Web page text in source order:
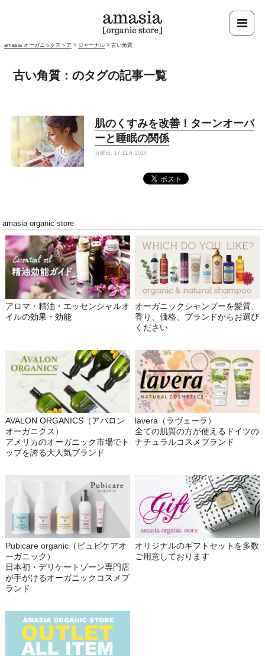
amasia オーガニックストア > ジャーナル >古い角質
古い角質：のタグの記事一覧
肌のくすみを改善！ターンオーバ
ーと睡眠の関係
月曜日, 17 11月 2014
amasia organic store
アロマ・精油・エッセンシャルオ
イルの効果・効能
オーガニックシャンプーを髪質、
香り、価格、ブランドからお選び
ください
AVALON ORGANICS（アバロン
オーガニクス）
アメリカのオーガニック市場でト
ップを誇る大人気ブランド
lavera（ラヴェーラ）
全ての肌質の方が使えるドイツの
ナチュラルコスメブランド
Pubicare organic（ピュビケアオ
ーガニック）
日本初・デリケートゾーン専門店
が手がけるオーガニックコスメブ
ランド
オリジナルのギフトセットを多数
ご用意しております